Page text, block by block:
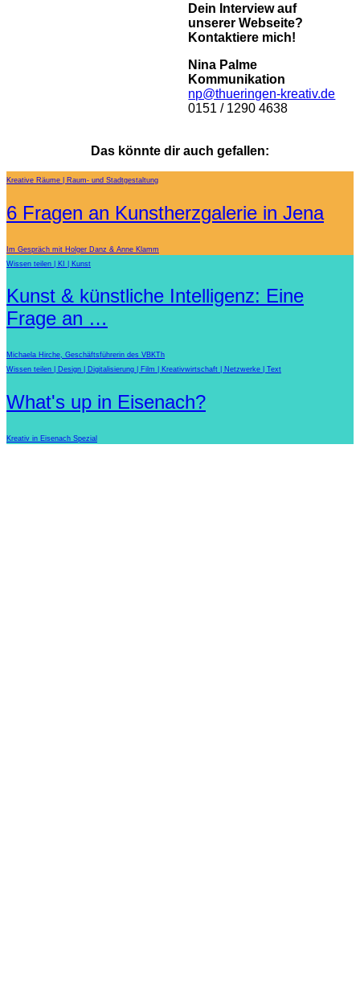
Dein Interview auf
unserer Webseite?
Kontaktiere mich!
Nina Palme
Kommunikation
np@thueringen-kreativ.de
0151 / 1290 4638
Das könnte dir auch gefallen:
Kreative Räume Raum- und Stadtgestaltung
6 Fragen an Kunstherzgalerie in Jena
Im Gespräch mit Holger Danz & Anne Klamm
Wissen teilen
KI Kunst
Kunst & künstliche Intelligenz: Eine
Frage an …
Michaela Hirche, Geschäftsführerin des VBKTh
Wissen teilen
Design Digitalisierung Film Kreativwirtschaft Netzwerke Text
What's up in Eisenach?
Kreativ in Eisenach Spezial